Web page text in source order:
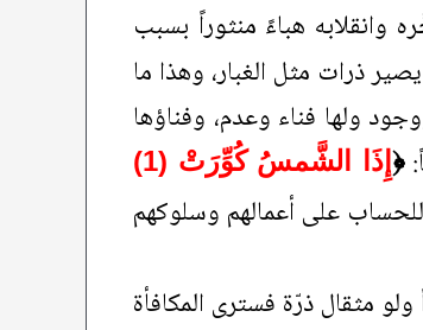
وانقلابه هباءً منثوراً بسبب
ذرات مثل الغبار، وهذا ما
ولها فناء وعدم، وفناؤها
﴿
إِذَا الشَّمسُ كُوِّرَتْ (1)
للحساب على أعمالهم وسلوكهم
مثقال ذرّة فسترى المكافأة